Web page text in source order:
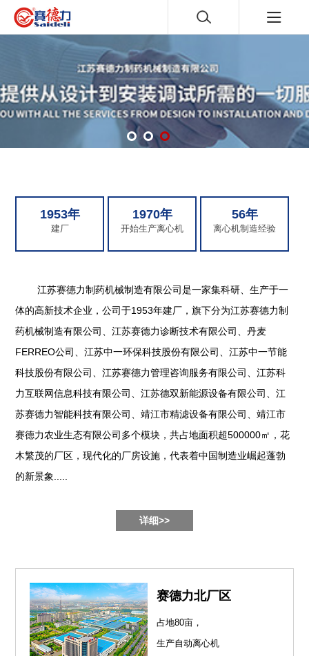
1953年
建厂
1970年
开始生产离心机
56年
离心机制造经验
江苏赛德力制药机械制造有限公司是一家集科研、生产于一
体的高新技术企业，公司于1953年建厂，旗下分为江苏赛德力制
药机械制造有限公司、江苏赛德力诊断技术有限公司、丹麦
FERREO公司、江苏中一环保科技股份有限公司、江苏中一节能
科技股份有限公司、江苏赛德力管理咨询服务有限公司、江苏科
力互联网信息科技有限公司、江苏德双新能源设备有限公司、江
苏赛德力智能科技有限公司、靖江市精滤设备有限公司、靖江市
赛德力农业生态有限公司多个模块，共占地面积超500000㎡，花
木繁茂的厂区，现代化的厂房设施，代表着中国制造业崛起蓬勃
的新景象.....
详细>>
赛德力北厂区
占地80亩，
生产自动离心机